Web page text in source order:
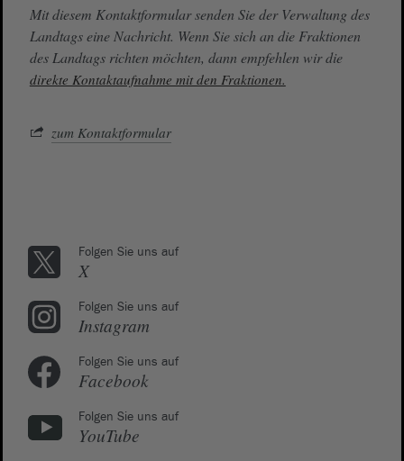
Mit diesem Kontaktformular senden Sie der Verwaltung des
Landtags eine Nachricht. Wenn Sie sich an die Fraktionen
des Landtags richten möchten, dann empfehlen wir die
direkte Kontaktaufnahme mit den Fraktionen.
zum Kontaktformular
Folgen Sie uns auf
X
Folgen Sie uns auf
Instagram
Folgen Sie uns auf
Facebook
Folgen Sie uns auf
YouTube